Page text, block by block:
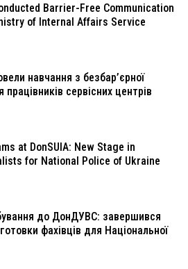
Barrier-Free Communication
of Internal Affairs Service
навчання з безбар’єрної
працівників сервісних центрів
at DonSUIA: New Stage in
for National Police of Ukraine
до ДонДУВС: завершився
фахівців для Національної